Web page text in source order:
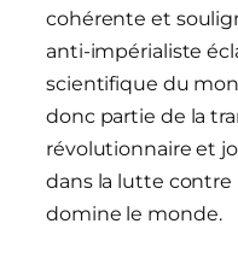
cohérente et
anti-impérialiste
scientifique du
donc partie de la
révolutionnaire et
dans la lutte
domine le monde.